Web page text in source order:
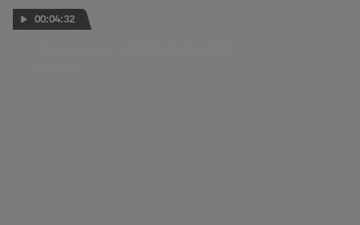
00:04:32